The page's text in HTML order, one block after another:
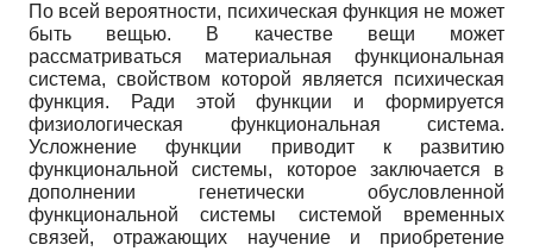
По всей вероятности, психическая функция не может
быть вещью. В качестве вещи может
рассматриваться материальная функциональная
система, свойством которой является психическая
функция. Ради этой функции и формируется
физиологическая функциональная система.
Усложнение функции приводит к развитию
функциональной системы, которое заключается в
дополнении генетически обусловленной
функциональной системы системой временных
связей, отражающих научение и приобретение